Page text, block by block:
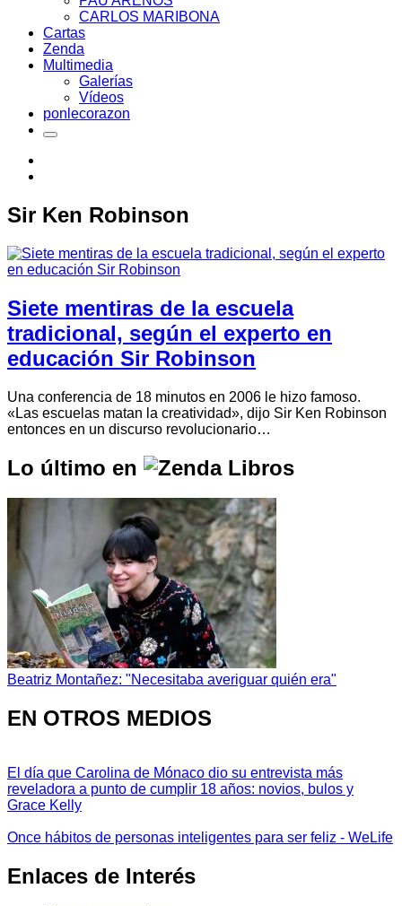
CARLOS MARIBONA
Cartas
Zenda
Multimedia
Galerías
Vídeos
ponlecorazon
Sir Ken Robinson
Siete mentiras de la escuela
tradicional, según el experto en
educación Sir Robinson
Una conferencia de 18 minutos en 2006 le hizo famoso.
«Las escuelas matan la creatividad», dijo Sir Ken Robinson
entonces en un discurso revolucionario…
Lo último en
Beatriz Montañez: "Necesitaba averiguar quién era"
EN OTROS MEDIOS
El día que Carolina de Mónaco dio su entrevista más
reveladora a punto de cumplir 18 años: novios, bulos y
Grace Kelly
Once hábitos de personas inteligentes para ser feliz - WeLife
Enlaces de Interés